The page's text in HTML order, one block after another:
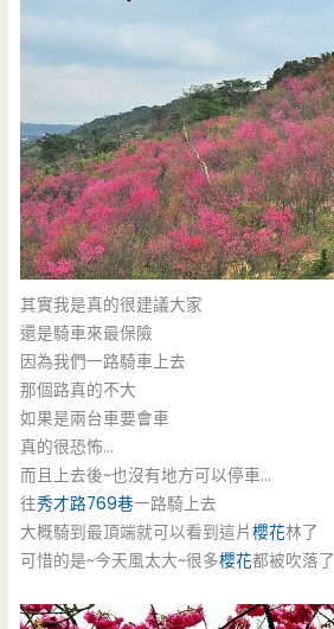
其實我是真的很建議大家
還是騎車來最保險
因為我們一路騎車上去
那個路真的不大
如果是兩台車要會車
真的很恐怖…
而且上去後~也沒有地方可以停車…
往秀才路769巷一路騎上去
大概騎到最頂端就可以看到這片櫻花林了
可惜的是~今天風太大~很多櫻花都被吹落了